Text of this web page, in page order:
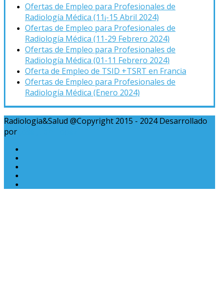
Ofertas de Empleo para Profesionales de
Radiología Médica (11¡-15 Abril 2024)
Ofertas de Empleo para Profesionales de
Radiología Médica (11-29 Febrero 2024)
Ofertas de Empleo para Profesionales de
Radiología Médica (01-11 Febrero 2024)
Oferta de Empleo de TSID +TSRT en Francia
Ofertas de Empleo para Profesionales de
Radiología Médica (Enero 2024)
Radiologia&Salud @Copyright 2015 - 2024 Desarrollado
por